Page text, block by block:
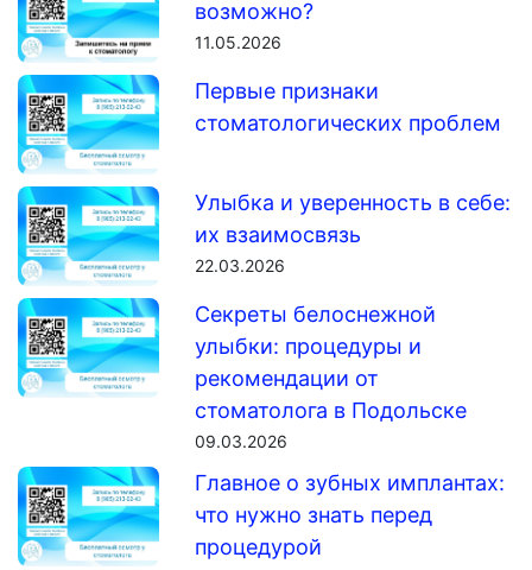
возможно?
11.05.2026
Первые признаки
стоматологических проблем
Улыбка и уверенность в себе:
их взаимосвязь
22.03.2026
Секреты белоснежной
улыбки: процедуры и
рекомендации от
стоматолога в Подольске
09.03.2026
Главное о зубных имплантах:
что нужно знать перед
процедурой